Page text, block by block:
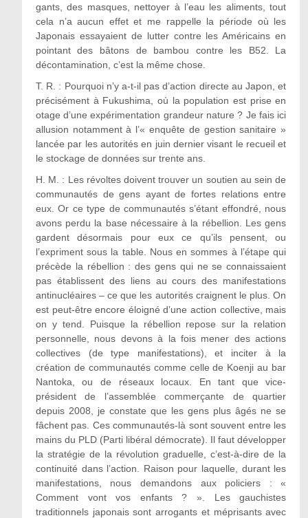
gants, des masques, nettoyer à l’eau les aliments, tout
cela n’a aucun effet et me rappelle la période où les
Japonais essayaient de lutter contre les Américains en
pointant des bâtons de bambou contre les B52. La
décontamination, c’est la même chose.
T. R. : Pourquoi n’y a-t-il pas d’action directe au Japon, et
précisément à Fukushima, où la population est prise en
otage d’une expérimentation grandeur nature ? Je fais ici
allusion notamment à l’« enquête de gestion sanitaire »
lancée par les autorités en juin dernier visant le recueil et
le stockage de données sur trente ans.
H. M. : Les révoltes doivent trouver un soutien au sein de
communautés de gens ayant de fortes relations entre
eux. Or ce type de communautés s’étant effondré, nous
avons perdu la base nécessaire à la rébellion. Les gens
gardent désormais pour eux ce qu’ils pensent, ou
l’expriment sous la table. Nous en sommes à l’étape qui
précède la rébellion : des gens qui ne se connaissaient
pas établissent des liens au cours des manifestations
antinucléaires – ce que les autorités craignent le plus. On
est peut-être encore éloigné d’une action collective, mais
on y tend. Puisque la rébellion repose sur la relation
personnelle, nous devons à la fois mener des actions
collectives (de type manifestations), et inciter à la
création de communautés comme celle de Koenji au bar
Nantoka, ou de réseaux locaux. En tant que vice-
président de l’assemblée commerçante de quartier
depuis 2008, je constate que les gens plus âgés ne se
fâchent pas. Ces communautés-là sont souvent entre les
mains du PLD (Parti libéral démocrate). Il faut développer
la stratégie de la révolution graduelle, c’est-à-dire de la
continuité dans l’action. Raison pour laquelle, durant les
manifestations, nous demandons aux policiers : «
Comment vont vos enfants ? ». Les gauchistes
traditionnels japonais sont arrogants et méprisants avec